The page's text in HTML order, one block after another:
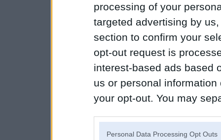
processing of your
targeted advertising by
section to confirm your
opt-out request is
interest-based ads based
us or personal
your opt-out. You may
Personal Data Processing Opt Outs